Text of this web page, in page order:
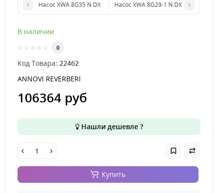
Насос XWA 8G35 N DX Насос XWA 8G29-1 N DX
В наличии
0
Код Товара: 22462
ANNOVI REVERBERI
106364 руб
Нашли дешевле ?
Купить